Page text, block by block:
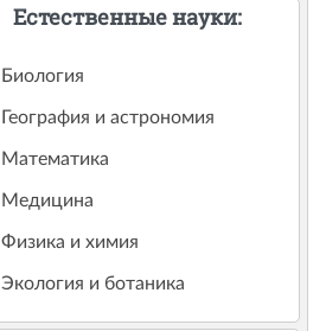
Естественные науки:
Биология
География и астрономия
Математика
Медицина
Физика и химия
Экология и ботаника